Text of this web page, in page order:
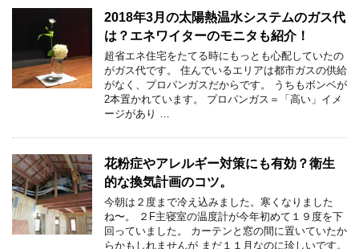
2018年3月の太陽熱温水システムのガス代
は？エネワイターのモニタも紹介！
超省エネ住宅をたてる時にもっとも心配していたの
がガス代です。 住んでいるエリアは都市ガスの供給
がなく、プロパンガスだからです。 うちもボンベが
2本置かれています。 プロパンガス＝「高い」イメ
ージがあり …
花粉症やアレルギー対策にも有効？衛生
的な換気計画のコツ。
今朝は２度まで冷え込みました。寒くなりました
ね〜。 ２F主寝室の温度計が今年初めて１９度を下
回っていました。 カーテンと窓の間に置いていたか
らかもしれませんが まだ１１月なのに珍しいです。